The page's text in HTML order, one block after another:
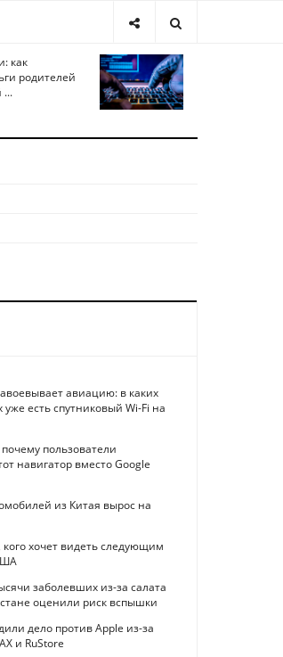
как
родителей
...
авиацию: в каких
есть спутниковый Wi-Fi на
пользователи
навигатор вместо Google
из Китая вырос на
хочет видеть следующим
заболевших из-за салата
оценили риск вспышки
дело против Apple из-за
и RuStore